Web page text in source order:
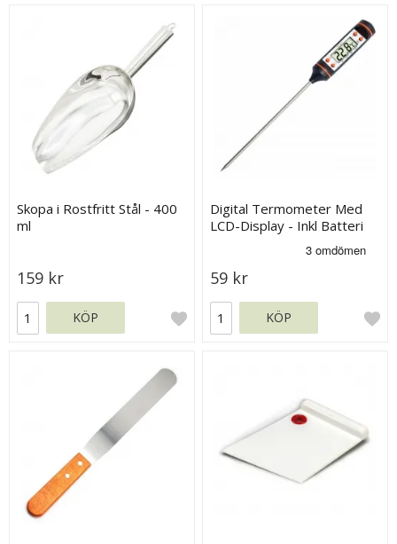
Skopa i Rostfritt Stål - 400
ml
159 kr
KÖP
Digital Termometer Med
LCD-Display - Inkl Batteri
59 kr
KÖP